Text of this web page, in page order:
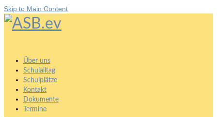
Skip to Main Content
Über uns
Schulalltag
Schulplätze
Kontakt
Dokumente
Termine